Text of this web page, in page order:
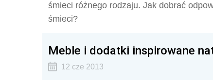
śmieci różnego rodzaju. Jak dobrać
śmieci?
Meble i dodatki inspirowane
12 cze 2013